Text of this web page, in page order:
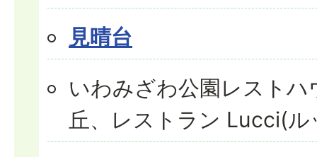
見晴台
いわみざわ公園レスト
丘、レストラン Lucci(ル